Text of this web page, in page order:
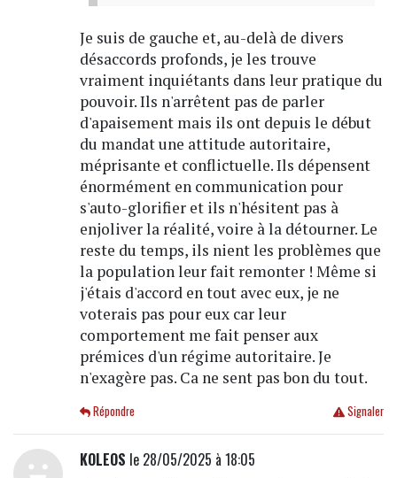
Je suis de gauche et, au-delà de divers
désaccords profonds, je les trouve
vraiment inquiétants dans leur pratique du
pouvoir. Ils n'arrêtent pas de parler
d'apaisement mais ils ont depuis le début
du mandat une attitude autoritaire,
méprisante et conflictuelle. Ils dépensent
énormément en communication pour
s'auto-glorifier et ils n'hésitent pas à
enjoliver la réalité, voire à la détourner. Le
reste du temps, ils nient les problèmes que
la population leur fait remonter ! Même si
j'étais d'accord en tout avec eux, je ne
voterais pas pour eux car leur
comportement me fait penser aux
prémices d'un régime autoritaire. Je
n'exagère pas. Ca ne sent pas bon du tout.
Signaler
Répondre
KOLEOS le 28/05/2025 à 18:05